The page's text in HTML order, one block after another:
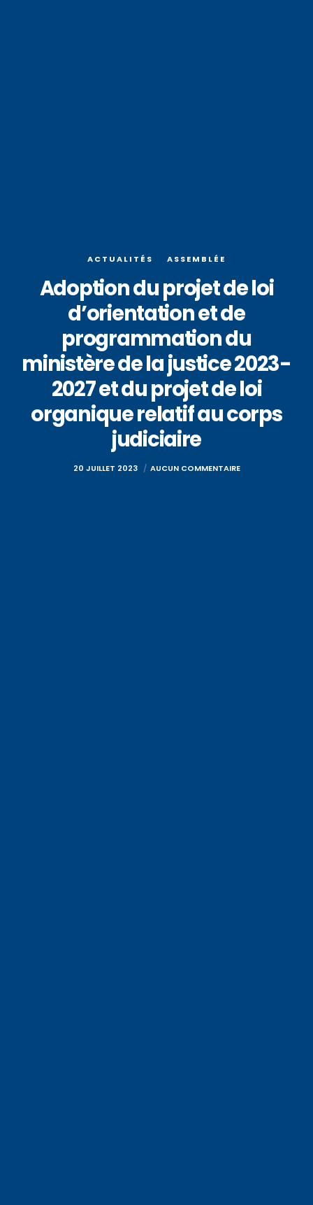
ACTUALITÉS ASSEMBLÉE
Adoption du projet de loi
d’orientation et de
programmation du
ministère de la justice 2023-
2027 et du projet de loi
organique relatif au corps
judiciaire
20 JUILLET 2023 AUCUN COMMENTAIRE